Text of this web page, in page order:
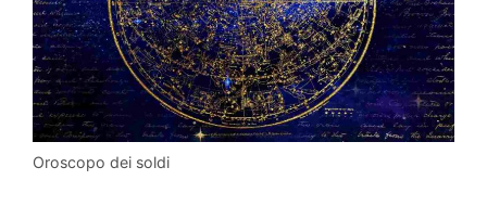
Oroscopo dei soldi